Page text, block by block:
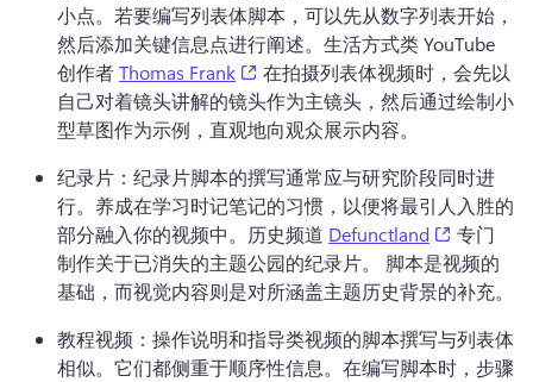
小点。 若要编写列表体脚本，可以先从数字列表开始，
然后添加关键信息点进行阐述。 生活方式类 YouTube
创作者 Thomas Frank (opens in a new tab)
在拍摄列表体视频时，会先以
自己对着镜头讲解的镜头作为主镜头，然后通过绘制小
型草图作为示例，直观地向观众展示内容。
纪录片：纪录片脚本的撰写通常应与研究阶段同时进
行。 养成在学习时记笔记的习惯，以便将最引人入胜的
部分融入你的视频中。 历史频道 Defunctland (opens
专门
制作关于已消失的主题公园的纪录片。 脚本是视频的
基础，而视觉内容则是对所涵盖主题历史背景的补充。
教程视频：操作说明和指导类视频的脚本撰写与列表体
相似。 它们都侧重于顺序性信息。 在编写脚本时，步骤